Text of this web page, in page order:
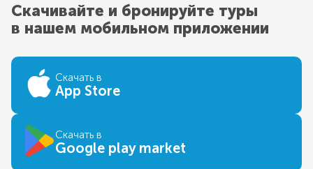
Скачивайте и бронируйте туры
в нашем мобильном приложении
Скачать в
App Store
Скачать в
Google play market